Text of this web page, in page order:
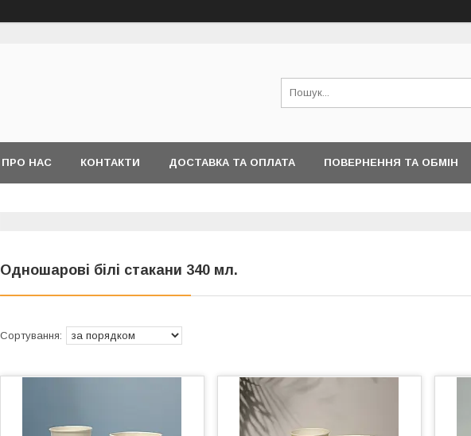
ПРО НАС КОНТАКТИ ДОСТАВКА ТА ОПЛАТА ПОВЕРНЕННЯ ТА ОБМІН
Одношарові білі стакани 340 мл.